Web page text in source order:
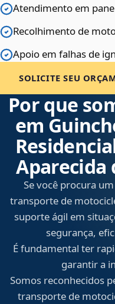
Atendimento em
Recolhimento de
Apoio em falhas de
SOLICITE SEU
Por que
em
Aparecida
Se você procura
transporte de
suporte ágil em
segurança,
É fundamental ter
garantir a
Somos reconhecidos
transporte de